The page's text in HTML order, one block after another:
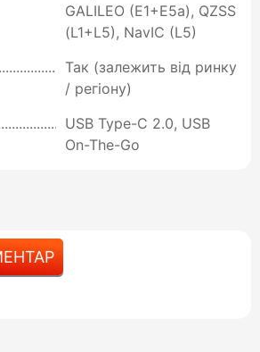
GALILEO (E1+E5a), QZSS
(L1+L5), NavIC (L5)
Так (залежить від ринку
/ регіону)
USB Type-C 2.0, USB
On-The-Go